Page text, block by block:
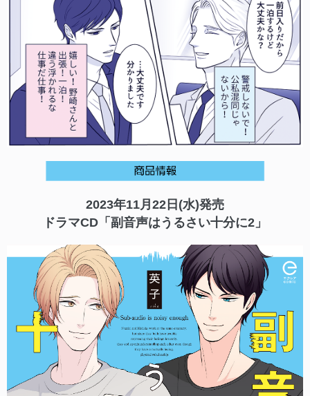
2023年11月22日(水)発売
ドラマCD「副音声はうるさい十分に2」